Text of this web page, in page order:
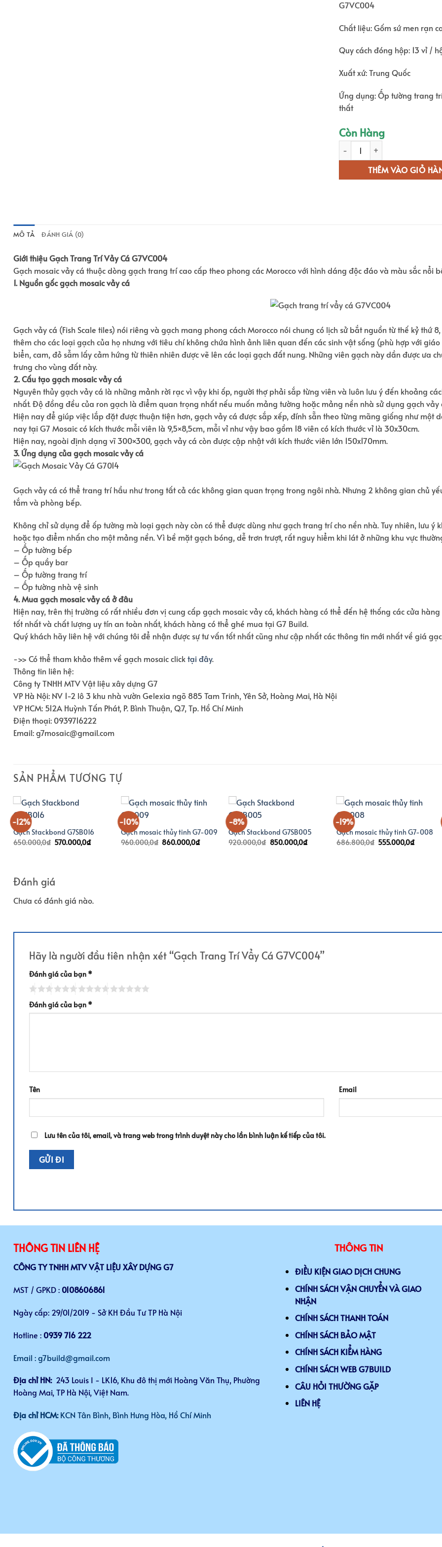
G7VC004
Chất liệu: Gốm sứ men rạn
Quy cách đóng hộp: 13 vỉ /
Xuất xứ: Trung Quốc
Ứng dụng: Ốp tường trang
thất
Còn Hàng
Gạch Trang Trí Vẩy Cá G7VC004
THÊM VÀO GIỎ
MÔ TẢ ĐÁNH GIÁ (0)
Giới thiệu Gạch Trang Trí Vảy Cá G7VC004
Gạch mosaic vảy cá thuộc dòng gạch trang trí cao cấp theo phong các Morocco với hình dáng độc đáo và màu sắc nổi
1. Nguồn gốc gạch mosaic vảy cá
Gạch vảy cá (Fish Scale tiles) nói riêng và gạch mang phong cách Morocco nói chung có lịch sử bắt nguồn từ thế kỷ thứ
thêm cho các loại gạch của họ nhưng với tiêu chí không chứa hình ảnh liên quan đến các sinh vật sống (phù hợp với
biển, cam, đỏ sẫm lấy cảm hứng từ thiên nhiên được vẽ lên các loại gạch đất nung. Những viên gạch này dần được ưa
trưng cho vùng đất này.
2. Cấu tạo gạch mosaic vảy cá
Nguyên thủy gạch vảy cá là những mảnh rời rạc vì vậy khi ốp, người thợ phải sắp từng viên và luôn lưu ý đến khoảng
nhất. Độ đồng đều của ron gạch là điểm quan trọng nhất nếu muốn mảng tường hoặc mảng nền nhà sử dụng gạch
Hiện nay để giúp việc lắp đặt được thuận tiện hơn, gạch vảy cá được sắp xếp, đính sẵn theo từng mãng giống như một
nay tại G7 Mosaic có kích thước mỗi viên là 9,5×8,5cm, mỗi vỉ như vậy bao gồm 18 viên có kích thước vỉ là 30x30cm.
Hiện nay, ngoài định dạng vĩ 300×300, gạch vảy cá còn được cập nhật với kích thước viên lớn 150x170mm.
3. Ứng dụng của gạch mosaic vảy cá
Gạch vảy cá có thể trang trí hầu như trong tất cả các không gian quan trọng trong ngôi nhà. Nhưng 2 không gian chủ
tắm và phòng bếp.
Không chỉ sử dụng để ốp tường mà loại gạch này còn có thể được dùng như gạch trang trí cho nền nhà. Tuy nhiên, lưu
hoặc tạo điểm nhấn cho một mảng nền. Vì bề mặt gạch bóng, dễ trơn trượt, rất nguy hiểm khi lát ở những khu vực
– Ốp tường bếp
– Ốp quầy bar
– Ốp tường trang trí
– Ốp tường nhà vệ sinh
4. Mua gạch mosaic vảy cá ở đâu
Hiện nay, trên thị trường có rất nhiều đơn vị cung cấp gạch mosaic vảy cá, khách hàng có thể đến hệ thống các cửa
tốt nhất và chất lượng uy tín an toàn nhất, khách hàng có thể ghé mua tại G7 Build.
Quý khách hãy liên hệ với chúng tôi để nhận được sự tư vấn tốt nhất cũng như cập nhất các thông tin mới nhất về giá
->> Có thể tham khảo thêm về gạch mosaic clicktại đây.
Thông tin liên hệ:
Công ty TNHH MTV Vật liệu xây dựng G7
VP Hà Nội: NV 1-2 lô 3 khu nhà vườn Gelexia ngõ 885 Tam Trinh, Yên Sở, Hoàng Mai, Hà Nội
VP HCM: 512A Huỳnh Tấn Phát, P. Bình Thuận, Q.7, Tp. Hồ Chí Minh
Điện thoại: 0939716222
Email: g7mosaic@gmail.com
SẢN PHẨM TƯƠNG TỰ
-12%
Gạch Stackbond G7SB016
650.000,0₫ Giá
gốc
570.000,0₫Giá
hiện
-10%
Gạch mosaic thủy tinh G7-009
960.000,0₫ Giá
gốc
860.000,0₫Giá
hiện
-8%
Gạch Stackbond G7SB005
920.000,0₫ Giá
gốc
850.000,0₫Giá
hiện
-19%
Gạch mosaic thủy tinh G7-008
686.800,0₫ Giá
gốc
555.000,0₫Giá
hiện
Đánh giá
Chưa có đánh giá nào.
Hãy là người đầu tiên nhận xét “Gạch Trang Trí Vẩy Cá G7VC004”
Đánh giá của bạn *
Đánh giá của bạn *
Tên Email
Lưu tên của tôi, email, và trang web trong trình duyệt này cho lần bình luận kế tiếp của tôi.
THÔNG TIN LIÊN HỆ
CÔNG TY TNHH MTV VẬT LIỆU XÂY DỰNG G7
MST / GPKD : 0108606861
Ngày cấp: 29/01/2019 - Sở KH Đầu Tư TP Hà Nội
Hotline : 0939 716 222
Email : g7build@gmail.com
Địa chỉ HN: 243 Louis I - LK16, Khu đô thị mới Hoàng Văn Thụ, Phường
Hoàng Mai, TP Hà Nội, Việt Nam.
Địa chỉ HCM:KCN Tân Bình, Bình Hưng Hòa, Hồ Chí Minh
THÔNG TIN
ĐIỀU KIỆN GIAO DỊCH CHUNG
CHÍNH SÁCH VẬN CHUYỂN VÀ GIAO
NHẬN
CHÍNH SÁCH THANH TOÁN
CHÍNH SÁCH BẢO MẬT
CHÍNH SÁCH KIỂM HÀNG
CHÍNH SÁCH WEB G7BUILD
CÂU HỎI THƯỜNG GẶP
LIÊN HỆ